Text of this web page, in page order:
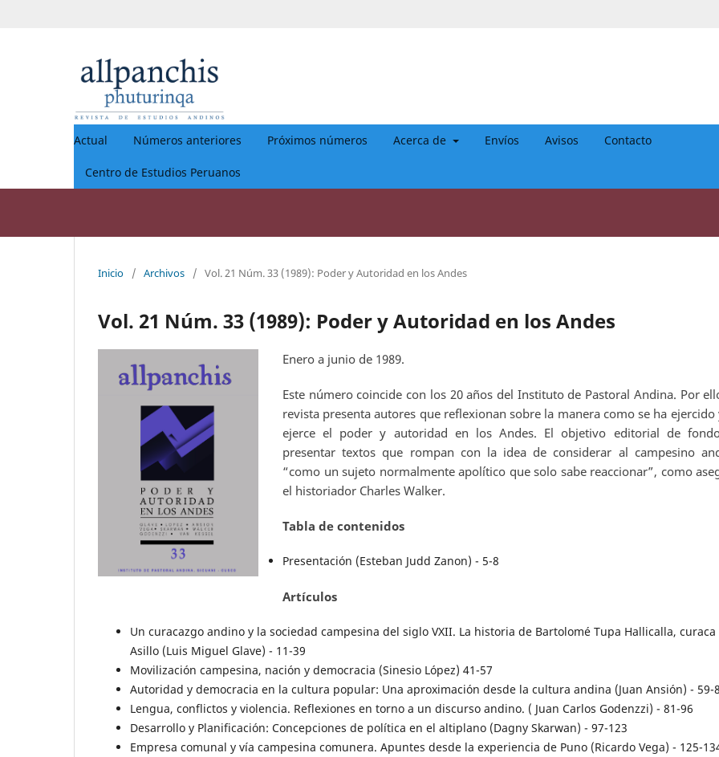
Actual Números anteriores Próximos números Acerca de Envíos Avisos Contacto
Centro de Estudios Peruanos
Inicio / Archivos / Vol. 21 Núm. 33 (1989): Poder y Autoridad en los Andes
Vol. 21 Núm. 33 (1989): Poder y Autoridad en los Andes
Enero a junio de 1989.
Este número coincide con los 20 años del Instituto de Pastoral Andina. Por
revista presenta autores que reflexionan sobre la manera como se ha ejercido
ejerce el poder y autoridad en los Andes. El objetivo editorial de
presentar textos que rompan con la idea de considerar al campesino
“como un sujeto normalmente apolítico que solo sabe reaccionar”, como
el historiador Charles Walker.
Tabla de contenidos
Presentación (Esteban Judd Zanon) - 5-8
Artículos
Un curacazgo andino y la sociedad campesina del siglo VXII. La historia de Bartolomé Tupa Hallicalla, curaca
Asillo (Luis Miguel Glave) - 11-39
Movilización campesina, nación y democracia (Sinesio López) 41-57
Autoridad y democracia en la cultura popular: Una aproximación desde la cultura andina (Juan Ansión) - 59-
Lengua, conflictos y violencia. Reflexiones en torno a un discurso andino. ( Juan Carlos Godenzzi) - 81-96
Desarrollo y Planificación: Concepciones de política en el altiplano (Dagny Skarwan) - 97-123
Empresa comunal y vía campesina comunera. Apuntes desde la experiencia de Puno (Ricardo Vega) - 125-